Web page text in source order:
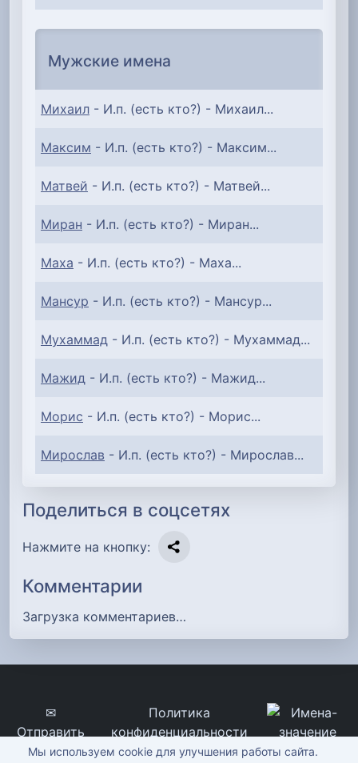
Мужские имена
Михаил - И.п. (есть кто?) - Михаил...
Максим - И.п. (есть кто?) - Максим...
Матвей - И.п. (есть кто?) - Матвей...
Миран - И.п. (есть кто?) - Миран...
Маха - И.п. (есть кто?) - Маха...
Мансур - И.п. (есть кто?) - Мансур...
Мухаммад - И.п. (есть кто?) - Мухаммад...
Мажид - И.п. (есть кто?) - Мажид...
Морис - И.п. (есть кто?) - Морис...
Мирослав - И.п. (есть кто?) - Мирослав...
Поделиться в соцсетях
Нажмите на кнопку:
Комментарии
Загрузка комментариев…
✉
Отправить
сообщение
Политика
конфиденциальности
imena-znachenie.ru, ©
Мы используем cookie для улучшения работы сайта.